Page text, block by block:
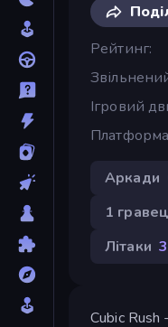
Рейтинг
Ігровий
Платформа
Аркади
1
Літаки
Cubic